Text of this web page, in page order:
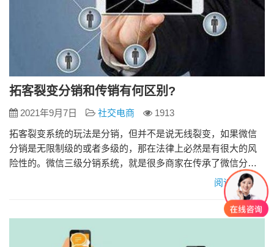
拓客裂变分销和传销有何区别?
2021年9月7日 社交电商
1913
拓客裂变系统的玩法是分销，但并不是说无线裂变，如果微信
分销是无限制级的或者多级的，那在法律上必然是有很大的风
险性的。微信三级分销系统，就是很多商家在传承了微信分销
系统的优势，同时为了有效规避法律层面上的劣势，在法律规
定的三级内，开发出的一套系统。它不是金字塔型的，它是有
限层级，就是两层、三层的返利模式。 可能对传销有种模模糊
糊的认识，但是并不确切。传销的精确定义是什么?传销指的是
销售没有实质性的产…
阅读更多»